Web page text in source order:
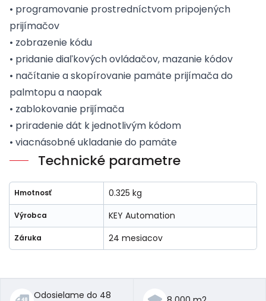
• programovanie prostredníctvom pripojených
prijímačov
• zobrazenie kódu
• pridanie diaľkových ovládačov, mazanie kódov
• načítanie a skopírovanie pamäte prijímača do
palmtopu a naopak
• zablokovanie prijímača
• priradenie dát k jednotlivým kódom
• viacnásobné ukladanie do pamäte
Technické parametre
Hmotnosť 0.325 kg
Výrobca KEY Automation
Záruka 24 mesiacov
Odosielame do 48